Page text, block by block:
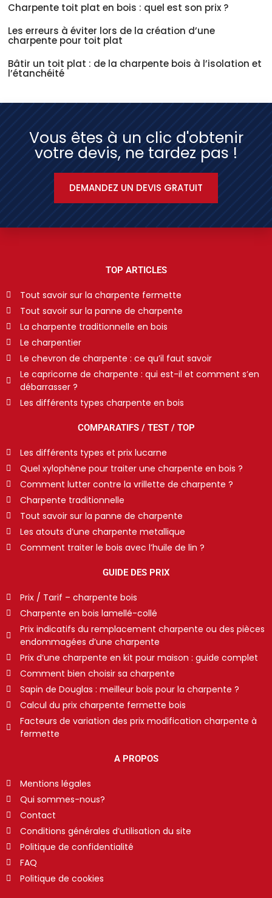
Charpente toit plat en bois : quel est son prix ?
Les erreurs à éviter lors de la création d’une
charpente pour toit plat
Bâtir un toit plat : de la charpente bois à l’isolation et
l’étanchéité
Vous êtes à un clic d'obtenir
votre devis, ne tardez pas !
DEMANDEZ UN DEVIS GRATUIT
TOP ARTICLES
Tout savoir sur la charpente fermette
Tout savoir sur la panne de charpente
La charpente traditionnelle en bois
Le charpentier
Le chevron de charpente : ce qu’il faut savoir
Le capricorne de charpente : qui est-il et comment s’en
débarrasser ?
Les différents types charpente en bois
COMPARATIFS / TEST / TOP
Les différents types et prix lucarne
Quel xylophène pour traiter une charpente en bois ?
Comment lutter contre la vrillette de charpente ?
Charpente traditionnelle
Tout savoir sur la panne de charpente
Les atouts d’une charpente metallique
Comment traiter le bois avec l’huile de lin ?
GUIDE DES PRIX
Prix / Tarif – charpente bois
Charpente en bois lamellé-collé
Prix indicatifs du remplacement charpente ou des pièces
endommagées d’une charpente
Prix d’une charpente en kit pour maison : guide complet
Comment bien choisir sa charpente
Sapin de Douglas : meilleur bois pour la charpente ?
Calcul du prix charpente fermette bois
Facteurs de variation des prix modification charpente à
fermette
A PROPOS
Mentions légales
Qui sommes-nous?
Contact
Conditions générales d’utilisation du site
Politique de confidentialité
FAQ
Politique de cookies